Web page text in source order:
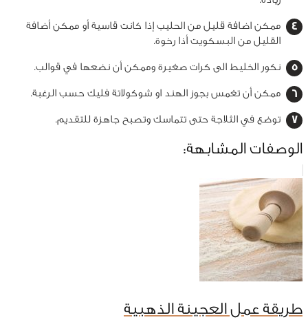
ممكن اضافة قليل من الحليب إذا كانت قاسية أو ممكن أضافة
القليل من البسكويت أذا رخوة.
نكور الخليط الى كرات صغيرة وممكن أن نضعها في قوالب.
ممكن أن تغمس بجوز الهند او شوكولاتة فليك حسب الرغبة.
توضع في الثلاجة حتى تتماسك وتصبح جاهزة للتقديم.
الوصفات المشابهة:
طريقة عمل العجينة الذهبية